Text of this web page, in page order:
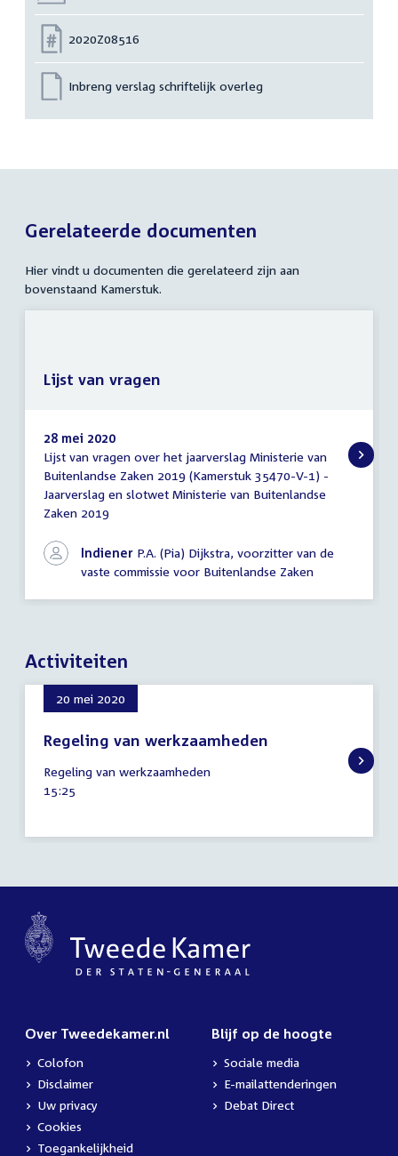
Nummer:
2020Z08516
Inbreng verslag schriftelijk overleg
Gerelateerde documenten
Hier vindt u documenten die gerelateerd zijn aan
bovenstaand Kamerstuk.
Lijst
van
vragen
28 mei 2020
Lijst van vragen over het jaarverslag Ministerie van
Buitenlandse Zaken 2019 (Kamerstuk 35470-V-1) -
Jaarverslag en slotwet Ministerie van Buitenlandse
Zaken 2019
Indiener P.A. (Pia) Dijkstra, voorzitter van de
vaste commissie voor Buitenlandse Zaken
Lijst van vragen
Activiteiten
20 mei 2020
Regeling van werkzaamheden
mei
2020
Regeling van werkzaamheden
Tijd
15:25
Over Tweedekamer.nl
Colofon
Disclaimer
Uw privacy
Cookies
Toegankelijkheid
Blijf op de hoogte
Sociale media
E-mailattenderingen
Debat Direct